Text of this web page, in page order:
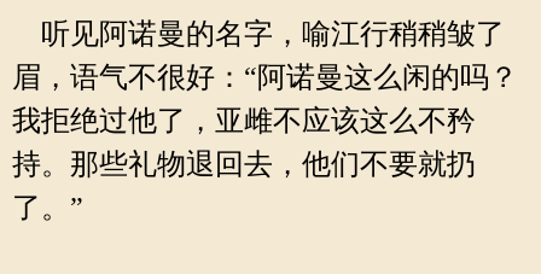
听见阿诺曼的名字，喻江行稍稍皱了
眉，语气不很好：“阿诺曼这么闲的吗？
我拒绝过他了，亚雌不应该这么不矜
持。那些礼物退回去，他们不要就扔
了。”